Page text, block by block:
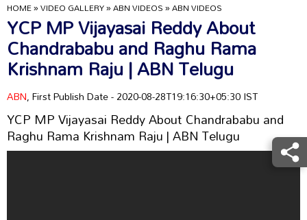
HOME»VIDEO GALLERY»ABN VIDEOS»ABN VIDEOS
YCP MP Vijayasai Reddy About
Chandrababu and Raghu Rama
Krishnam Raju | ABN Telugu
ABN, First Publish Date - 2020-08-28T19:16:30+05:30 IST
YCP MP Vijayasai Reddy About Chandrababu and
Raghu Rama Krishnam Raju | ABN Telugu